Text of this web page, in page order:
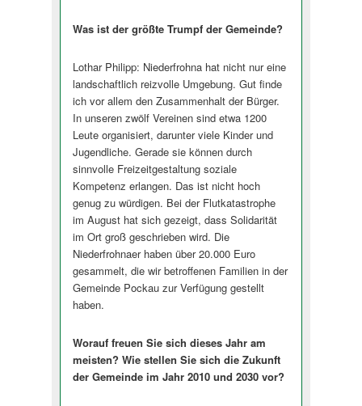
Was ist der größte Trumpf der Gemeinde?
Lothar Philipp: Niederfrohna hat nicht nur eine
landschaftlich reizvolle Umgebung. Gut finde
ich vor allem den Zusammenhalt der Bürger.
In unseren zwölf Vereinen sind etwa 1200
Leute organisiert, darunter viele Kinder und
Jugendliche. Gerade sie können durch
sinnvolle Freizeitgestaltung soziale
Kompetenz erlangen. Das ist nicht hoch
genug zu würdigen. Bei der Flutkatastrophe
im August hat sich gezeigt, dass Solidarität
im Ort groß geschrieben wird. Die
Niederfrohnaer haben über 20.000 Euro
gesammelt, die wir betroffenen Familien in der
Gemeinde Pockau zur Verfügung gestellt
haben.
Worauf freuen Sie sich dieses Jahr am
meisten? Wie stellen Sie sich die Zukunft
der Gemeinde im Jahr 2010 und 2030 vor?